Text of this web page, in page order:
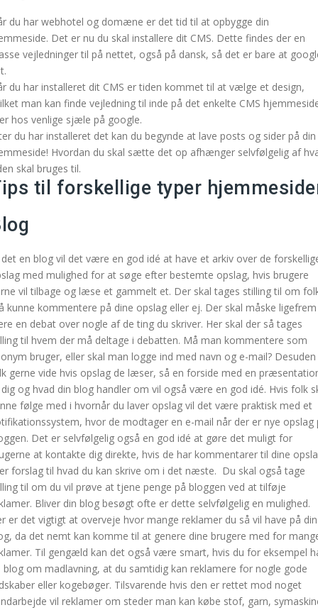
du har webhotel og domæne er det tid til at opbygge din
Det er nu du skal installere dit CMS. Dette findes der en
vejledninger til på nettet, også på dansk, så det er bare at
du har installeret dit CMS er tiden kommet til at vælge et design,
man kan finde vejledning til inde på det enkelte CMS
hos venlige sjæle på google.
du har installeret det kan du begynde at lave posts og sider på din
Hvordan du skal sætte det op afhænger selvfølgelig af
skal bruges til.
til forskellige typer
det en blog vil det være en god idé at have et arkiv over de
med mulighed for at søge efter bestemte opslag, hvis brugere
vil tilbage og læse et gammelt et. Der skal tages stilling til om
kunne kommentere på dine opslag eller ej. Der skal måske ligefrem
en debat over nogle af de ting du skriver. Her skal der så tages
til hvem der må deltage i debatten. Må man kommentere som
bruger, eller skal man logge ind med navn og e-mail? Desuden
gerne vide hvis opslag de læser, så en forside med en
og hvad din blog handler om vil også være en god idé. Hvis folk
følge med i hvornår du laver opslag vil det være praktisk med et
hvor de modtager en e-mail når der er nye opslag
Det er selvfølgelig også en god idé at gøre det muligt for
at kontakte dig direkte, hvis de har kommentarer til dine
forslag til hvad du kan skrive om i det næste. Du skal også tage
til om du vil prøve at tjene penge på bloggen ved at tilføje
Bliver din blog besøgt ofte er dette selvfølgelig en mulighed.
er det vigtigt at overveje hvor mange reklamer du så vil have på din
da det nemt kan komme til at genere dine brugere med for
Til gengæld kan det også være smart, hvis du for eksempel
blog om madlavning, at du samtidig kan reklamere for nogle gode
eller kogebøger. Tilsvarende hvis den er rettet mod noget
vil reklamer om steder man kan købe stof, garn,